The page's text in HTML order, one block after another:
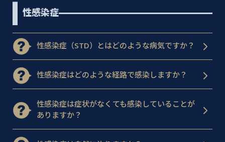
性感染症
性感染症（STD）とはどのような病気ですか？
性感染症はどのような経路で感染しますか？
性感染症は症状がなくても感染していることが
ありますか？